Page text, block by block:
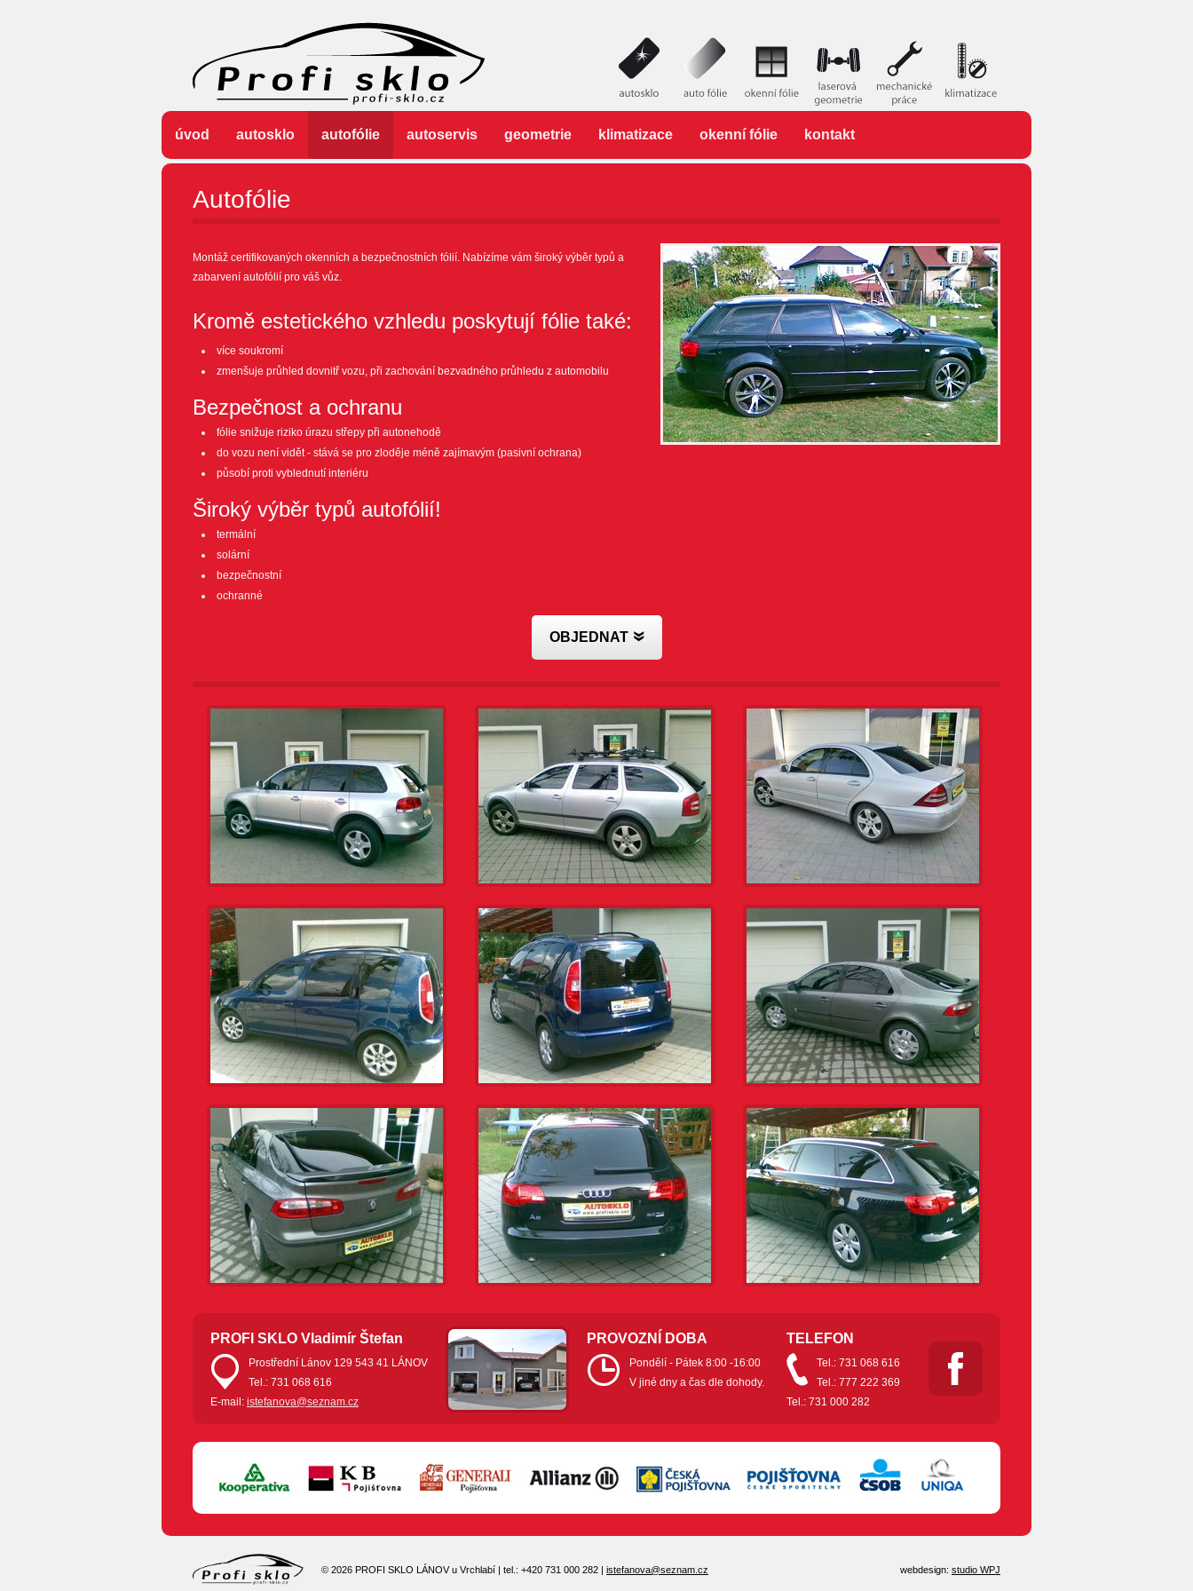
úvod autosklo autofólie autoservis geometrie klimatizace okenní fólie kontakt
Autofólie
Montáž certifikovaných okenních a bezpečnostních fólií. Nabízíme vám široký výběr typů a
zabarvení autofólií pro váš vůz.
Kromě estetického vzhledu poskytují fólie také:
více soukromí
zmenšuje průhled dovnitř vozu, při zachování bezvadného průhledu z automobilu
Bezpečnost a ochranu
fólie snižuje riziko úrazu střepy při autonehodě
do vozu není vidět - stává se pro zloděje méně zajímavým (pasivní ochrana)
působí proti vyblednutí interiéru
Široký výběr typů autofólií!
termální
solární
bezpečnostní
ochranné
OBJEDNAT
PROFI SKLO Vladimír Štefan
Prostřední Lánov 129 543 41 LÁNOV
Tel.: 731 068 616
E-mail: istefanova@seznam.cz
PROVOZNÍ DOBA
Pondělí - Pátek 8:00 -16:00
V jiné dny a čas dle dohody.
TELEFON
Tel.: 731 068 616
Tel.: 777 222 369
Tel.: 731 000 282
© 2026 PROFI SKLO LÁNOV u Vrchlabí | tel.: +420 731 000 282 | istefanova@seznam.cz webdesign: studio WPJ